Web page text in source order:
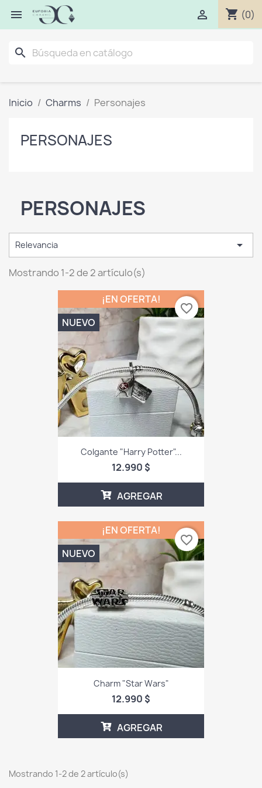
 shopping_cart (0)

search
Inicio Charms Personajes
PERSONAJES
PERSONAJES
Relevancia 
Mostrando 1-2 de 2 artículo(s)
Colgante "Harry Potter"...
12.990 $
¡EN OFERTA!
NUEVO
AGREGAR
favorite_border
Charm "Star Wars"
12.990 $
¡EN OFERTA!
NUEVO
AGREGAR
favorite_border
Mostrando 1-2 de 2 artículo(s)